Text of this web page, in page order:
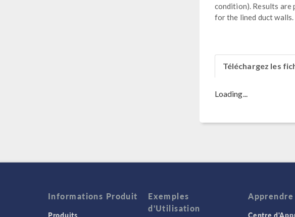
condition). Results are
for the lined duct walls.
Téléchargez les
Loading...
Informations Produit
Exemples
d'Utilisation
Apprendre